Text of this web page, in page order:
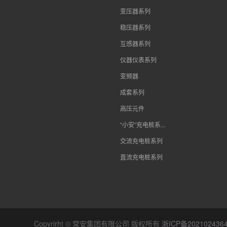
变压器系列
稳压器系列
互感器系列
仪器仪表系列
变频器
成套系列
高压元件
“小安”充电桩系...
交流充电桩系列
直流充电桩系列
Copyrirht © 常安集团有限公司 版权所有 浙ICP备